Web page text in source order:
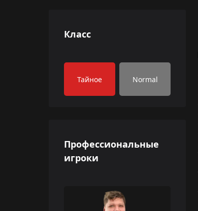
Класс
Тайное Normal
Профессиональные
игроки